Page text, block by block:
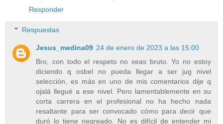
Responder
Respuestas
Jesus_medina09 24 de enero de 2023 a las 15:00
Bro, con todo el respeto no seas bruto. Yo no estoy
diciendo q osbel no pueda llegar a ser jug nivel
selección, es más en uno de mis comentarios dije q
ojalá llegué a ese nivel. Pero lamentablemente en su
corta carrera en el profesional no ha hecho nada
resaltante para ser convocado cómo para decir que
duró lo tiene negreado. No es difícil de entender mi